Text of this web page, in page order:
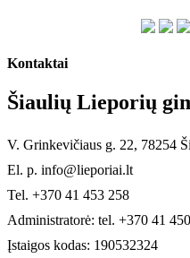
Kontaktai
Šiaulių Lieporių
V. Grinkevičiaus g. 22, 78254
El. p. info@lieporiai.lt
Tel. +370 41 453 258
Administratorė: tel. +370 41
Įstaigos kodas: 190532324